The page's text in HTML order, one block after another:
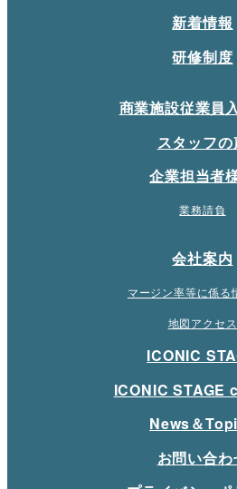
新着情報
研修制度
商業施設従業員
スタッフの
企業担当者
業務請負
会社案内
マージン率等に係る
地図アクセス
ICONIC
ICONIC STAGE
News＆
お問い合わ